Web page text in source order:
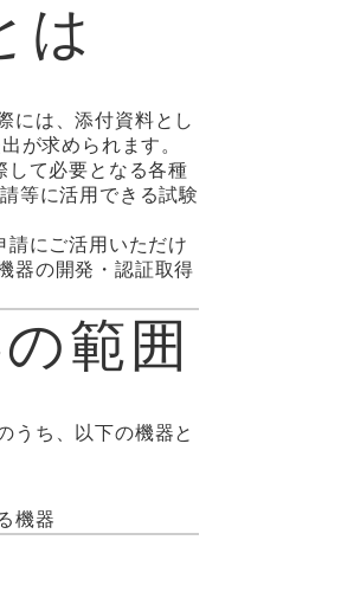
は
には、添付資料とし
が求められます。
して必要となる各種
等に活用できる試験
請にご活用いただけ
器の開発・認証取得
範囲
うち、以下の機器と
機器